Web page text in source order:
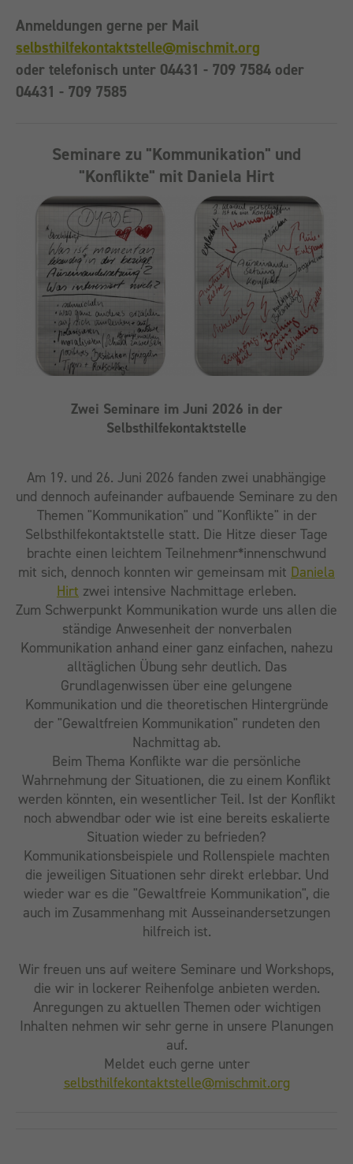
Anmeldungen gerne per Mail
selbsthilfekontaktstelle@mischmit.org
oder telefonisch unter 04431 - 709 7584 oder
04431 - 709 7585
Seminare zu "Kommunikation" und
"Konflikte" mit Daniela Hirt
Zwei Seminare im Juni 2026 in der
Selbsthilfekontaktstelle
Am 19. und 26. Juni 2026 fanden zwei unabhängige
und dennoch aufeinander aufbauende Seminare zu den
Themen "Kommunikation" und "Konflikte" in der
Selbsthilfekontaktstelle statt. Die Hitze dieser Tage
brachte einen leichtem Teilnehmenr*innenschwund
mit sich, dennoch konnten wir gemeinsam mit Daniela
Hirt zwei intensive Nachmittage erleben.
Zum Schwerpunkt Kommunikation wurde uns allen die
ständige Anwesenheit der nonverbalen
Kommunikation anhand einer ganz einfachen, nahezu
alltäglichen Übung sehr deutlich. Das
Grundlagenwissen über eine gelungene
Kommunikation und die theoretischen Hintergründe
der "Gewaltfreien Kommunikation" rundeten den
Nachmittag ab.
Beim Thema Konflikte war die persönliche
Wahrnehmung der Situationen, die zu einem Konflikt
werden könnten, ein wesentlicher Teil. Ist der Konflikt
noch abwendbar oder wie ist eine bereits eskalierte
Situation wieder zu befrieden?
Kommunikationsbeispiele und Rollenspiele machten
die jeweiligen Situationen sehr direkt erlebbar. Und
wieder war es die "Gewaltfreie Kommunikation", die
auch im Zusammenhang mit Ausseinandersetzungen
hilfreich ist.
Wir freuen uns auf weitere Seminare und Workshops,
die wir in lockerer Reihenfolge anbieten werden.
Anregungen zu aktuellen Themen oder wichtigen
Inhalten nehmen wir sehr gerne in unsere Planungen
auf.
Meldet euch gerne unter
selbsthilfekontaktstelle@mischmit.org